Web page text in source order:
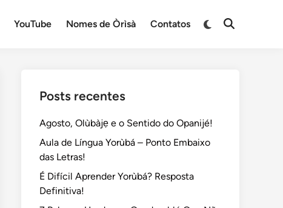
YouTube Nomes de Òrìsà Contatos
Switch
Open
Posts recentes
Agosto, Olùbàjẹ e o Sentido do Opanijé!
Aula de Língua Yorùbá – Ponto Embaixo
das Letras!
É Difícil Aprender Yorùbá? Resposta
Definitiva!